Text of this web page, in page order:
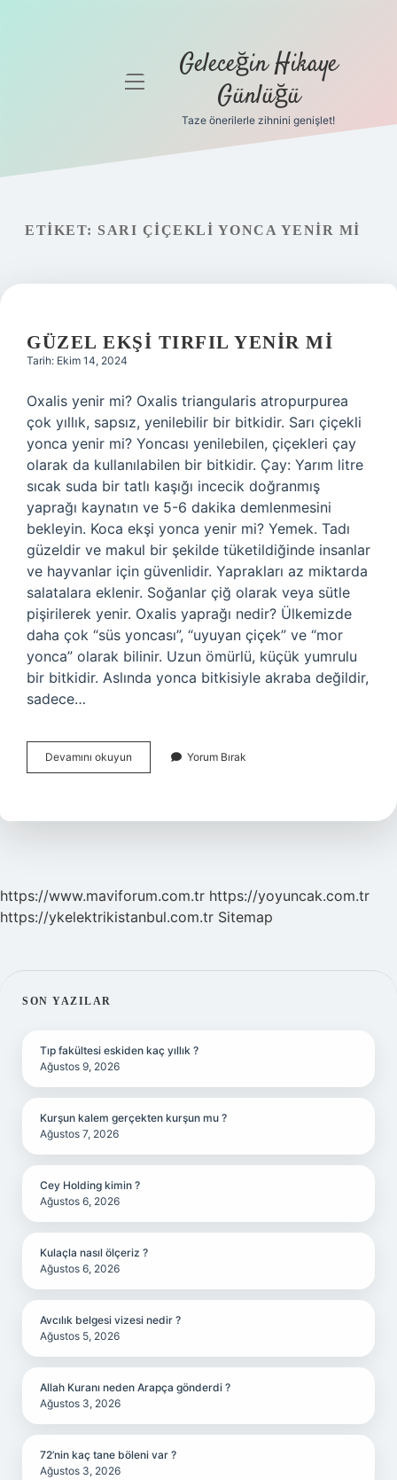
Gizlilik
Yasal Uyarı
Hakkımızda
menüyü Geleceğin Hikaye
Günlüğü
Taze önerilerle zihnini genişlet!
ETIKET: SARI ÇIÇEKLI YONCA YENIR MI
GÜZEL EKŞI TIRFIL YENIR MI
Tarih: Ekim 14, 2024
Oxalis yenir mi? Oxalis triangularis atropurpurea
çok yıllık, sapsız, yenilebilir bir bitkidir. Sarı çiçekli
yonca yenir mi? Yoncası yenilebilen, çiçekleri çay
olarak da kullanılabilen bir bitkidir. Çay: Yarım litre
sıcak suda bir tatlı kaşığı incecik doğranmış
yaprağı kaynatın ve 5-6 dakika demlenmesini
bekleyin. Koca ekşi yonca yenir mi? Yemek. Tadı
güzeldir ve makul bir şekilde tüketildiğinde insanlar
ve hayvanlar için güvenlidir. Yaprakları az miktarda
salatalara eklenir. Soğanlar çiğ olarak veya sütle
pişirilerek yenir. Oxalis yaprağı nedir? Ülkemizde
daha çok “süs yoncası”, “uyuyan çiçek” ve “mor
yonca” olarak bilinir. Uzun ömürlü, küçük yumrulu
bir bitkidir. Aslında yonca bitkisiyle akraba değildir,
sadece…
Devamını okuyun
Ekşi
Mi
Yorum Bırak
https://www.maviforum.com.tr https://yoyuncak.com.tr
https://ykelektrikistanbul.com.tr Sitemap
SIDEBAR
SON YAZILAR
Tıp fakültesi eskiden kaç yıllık ?
Ağustos 9, 2026
Kurşun kalem gerçekten kurşun mu ?
Ağustos 7, 2026
Cey Holding kimin ?
Ağustos 6, 2026
Kulaçla nasıl ölçeriz ?
Ağustos 6, 2026
Avcılık belgesi vizesi nedir ?
Ağustos 5, 2026
Allah Kuranı neden Arapça gönderdi ?
Ağustos 3, 2026
72’nin kaç tane böleni var ?
Ağustos 3, 2026